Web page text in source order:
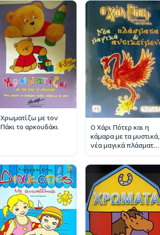
Χρωματίζω με τον
Πάκι το αρκουδάκι
Ο Χάρι Πότερ και η
κάμαρα με τα μυστικά,
νέα μαγικά πλάσματα